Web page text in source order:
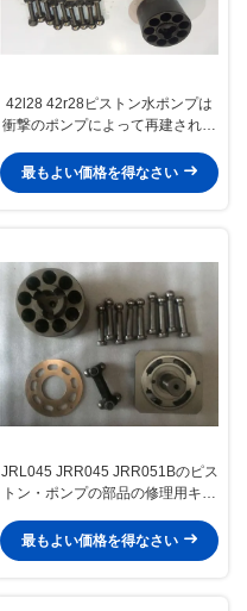
42l28 42r28ピストン水ポンプは
衝撃のポンプによって再建される
最もよい価格を得なさい
JRL045 JRR045 JRR051Bのピス
トン・ポンプの部品の修理用キッ
最もよい価格を得なさい